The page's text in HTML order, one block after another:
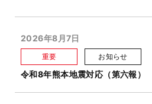
2026年8月7日
重要 お知らせ
令和8年熊本地震対応（第六報）